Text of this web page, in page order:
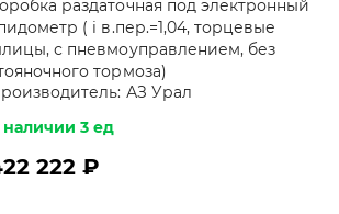
раздаточная под электронный
( i в.пер.=1,04, торцевые
с пневмоуправлением, без
тормоза)
АЗ Урал
наличии 3 ед
222 ₽